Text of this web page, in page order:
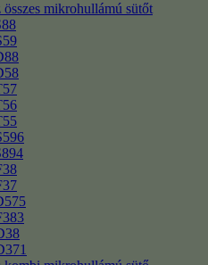
összes mikrohullámú sütőt